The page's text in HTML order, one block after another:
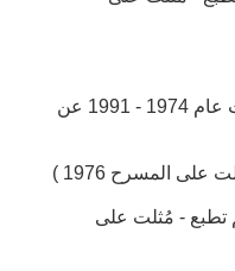
8- الأرجوحة - رواية 1974 (نشرت عام 1974 - 1991 عن
تطبع - مُثلت على